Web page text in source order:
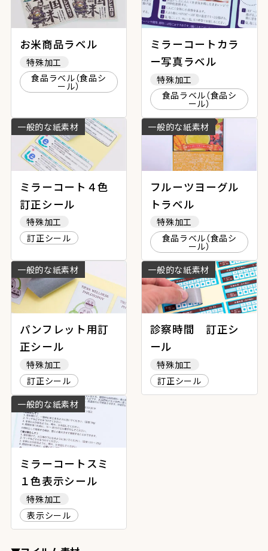
お米商品ラベル
特殊加工
食品ラベル（食品シ
ール）
ミラーコートカラ
ー写真ラベル
特殊加工
食品ラベル（食品シ
ール）
一般的な紙素材
ミラーコート４色
訂正シール
特殊加工
訂正シール
一般的な紙素材
フルーツヨーグル
トラベル
特殊加工
食品ラベル（食品シ
ール）
一般的な紙素材
パンフレット用訂
正シール
特殊加工
訂正シール
一般的な紙素材
診察時間 訂正シ
ール
特殊加工
訂正シール
一般的な紙素材
ミラーコートスミ
１色表示シール
特殊加工
表示シール